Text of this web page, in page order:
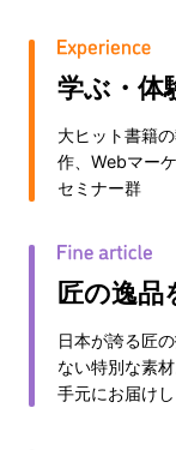
学ぶ・体
大ヒット書籍
作、Webマー
セミナー群
匠の逸品
日本が誇る匠
ない特別な素
手元にお届け